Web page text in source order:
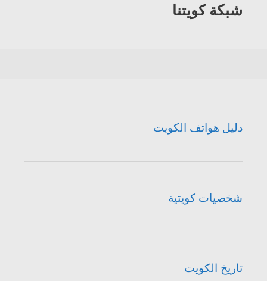
شبكة كويتنا
دليل هواتف الكويت
شخصيات كويتية
تاريخ الكويت